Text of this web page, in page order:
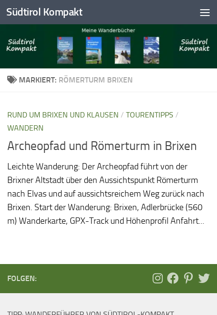
Skip to content
Südtirol Kompakt
MARKIERT: RÖMERTURM BRIXEN
RUND UM BRIXEN UND KLAUSEN / TOURENTIPPS /
WANDERN
Archeopfad und Römerturm in Brixen
Leichte Wanderung: Der Archeopfad führt von der
Brixner Altstadt über den Aussichtspunkt Römerturm
nach Elvas und auf aussichtsreichem Weg zurück nach
Brixen. Start der Wanderung: Brixen, Adlerbrücke (560
m) Wanderkarte, GPX-Track und Höhenprofil Anfahrt...
FOLGEN: